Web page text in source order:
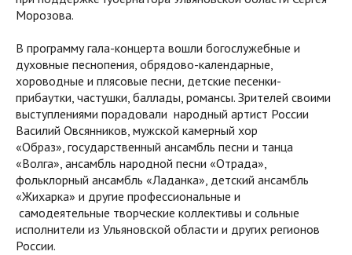
Морозова.
В программу гала-концерта вошли богослужебные и
духовные песнопения, обрядово-календарные,
хороводные и плясовые песни, детские песенки-
прибаутки, частушки, баллады, романсы. Зрителей своими
выступлениями порадовали народный артист России
Василий Овсянников, мужской камерный хор
«Образ», государственный ансамбль песни и танца
«Волга», ансамбль народной песни «Отрада»,
фольклорный ансамбль «Ладанка», детский ансамбль
«Жихарка» и другие профессиональные и
самодеятельные творческие коллективы и сольные
исполнители из Ульяновской области и других регионов
России.